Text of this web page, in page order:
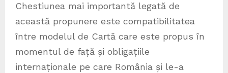
Chestiunea mai importantă legată de
această propunere este compatibilitatea
între modelul de Cartă care este propus în
momentul de față și obligațiile
internaționale pe care România și le-a